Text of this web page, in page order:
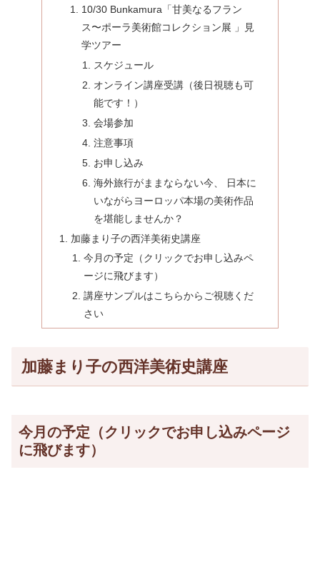
10/30 Bunkamura「甘美なるフラン
ス〜ポーラ美術館コレクション展 」見
学ツアー
スケジュール
オンライン講座受講（後日視聴も可
能です！）
会場参加
注意事項
お申し込み
海外旅行がままならない今、 日本に
いながらヨーロッパ本場の美術作品
を堪能しませんか？
加藤まり子の西洋美術史講座
今月の予定（クリックでお申し込みペ
ージに飛びます）
講座サンプルはこちらからご視聴くだ
さい
加藤まり子の西洋美術史講座
今月の予定（クリックでお申し込みページ
に飛びます）